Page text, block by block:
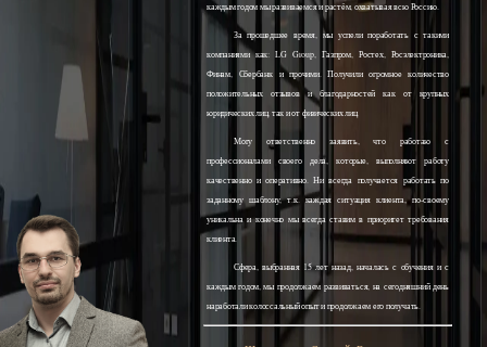
каждым годом мы развиваемся и растём, охватывая всю Россию.
За прошедшее время, мы успели поработать с такими
компаниями как: LG Group, Газпром, Ростех, Росэлектроника,
Финам, Сбербанк и прочими. Получили огромное количество
положительных отзывов и благодарностей как от крупных
юридических лиц, так и от физических лиц.
Могу ответственно заявить, что работаю с
профессионалами своего дела, которые, выполняют работу
качественно и оперативно. Ни всегда получается работать по
заданному шаблону, т.к. каждая ситуация клиента, по-своему
уникальна и конечно мы всегда ставим в приоритет требования
клиента.
Сфера, выбранная 15 лет назад, началась с обучения и с
каждым годом, мы продолжаем развиваться, на сегодняшний день
наработали колоссальный опыт и продолжаем его получать.